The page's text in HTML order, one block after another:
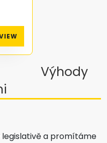
Výhody
legislativě a promítáme